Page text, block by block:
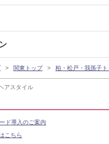
アスタイル
関東トップ 柏・松戸・我孫子ト
ド導入のご案内
こちら